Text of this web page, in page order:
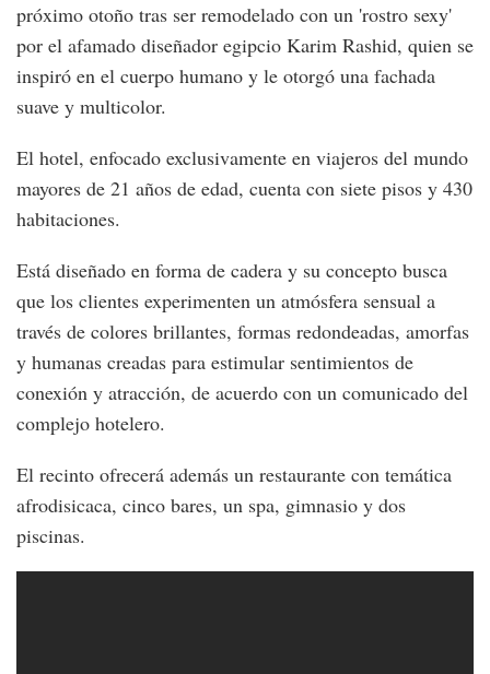
próximo otoño tras ser remodelado con un 'rostro sexy'
por el afamado diseñador egipcio Karim Rashid, quien se
inspiró en el cuerpo humano y le otorgó una fachada
suave y multicolor.
El hotel, enfocado exclusivamente en viajeros del mundo
mayores de 21 años de edad, cuenta con siete pisos y 430
habitaciones.
Está diseñado en forma de cadera y su concepto busca
que los clientes experimenten un atmósfera sensual a
través de colores brillantes, formas redondeadas, amorfas
y humanas creadas para estimular sentimientos de
conexión y atracción, de acuerdo con un comunicado del
complejo hotelero.
El recinto ofrecerá además un restaurante con temática
afrodisicaca, cinco bares, un spa, gimnasio y dos
piscinas.